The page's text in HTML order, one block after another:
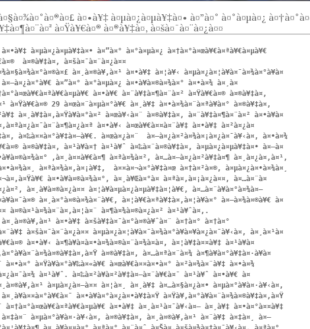
à¤•à¥‡ à¤µà¤¿à¤µà¥‡à¤• à¤”à¤° à¤°à¤µà¤¿
à¤Ÿà¥€à¤® à¤®à¥‡à¤‚ à¤šà¤¯à¤¨à¤¿à¤¤
à¤µà¤¿à¤µà¥‡à¤• à¤”à¤° à¤°à¤µà¤¿ à¤†à¤°à¤œà¥€à¤ªà¥€à¤µà¥€
à¤®à¥‡à¤‚ à¤šà¤¯à¤¨à¤¿à¤¤
à¤¸à¤®à¥‚à¤¹ à¤•à¥‡ à¤¦à¥‹ à¤µà¤¿à¤¦à¥à¤¯à¤¾à¤°à¥à¤
à¤”à¤° à¤°à¤µà¤¿ à¤•à¥à¤®à¤¾à¤° à¤•à¤¾ à¤¸à¤
à¤•à¥€ à¤¨à¥‡à¤¶à¤¨à¤² à¤Ÿà¥€à¤® à¤®à¥‡à¤‚
à¤Ÿà¥€à¤® 29 à¤œà¤¨à¤µà¤°à¥€ à¤¸à¥‡ à¤•à¤¾à¤¨à¤ªà¥à¤° à¤®à¥‡à¤‚
à¤¸à¥‡à¤‚à¤Ÿà¥à¤°à¤² à¤œà¥‹à¤¨ à¤®à¥‡à¤‚ à¤¨à¥‡à¤¶à¤¨à¤² à¤•à¥à¤
à¤•à¥‹ à¤œà¥€à¤¤à¤¨à¥‡ à¤•à¥‡ à¤²à¤¿à¤
à¤‰à¤¤à¤°à¥‡à¤—à¥€. à¤œà¤¿à¤¨  à¤–à¤¿à¤²à¤¾à¤¡à¤¿à¤¯à¥‹à¤‚ à¤•à¤¾
à¤®à¥‡à¤‚ à¤¹à¥à¤† à¤¹à¥ˆ à¤‰à¤¨à¤®à¥‡à¤‚ à¤µà¤¿à¤µà¥‡à¤• à¤—à¤
,à¤¸à¤¤à¥€à¤¶ à¤ªà¤¾à¤², à¤…à¤–à¤¿à¤²à¥‡à¤¶ à¤¸à¤¿à¤‚à¤¹,
à¤ªà¤¾à¤‚à¤¡à¥‡,  à¤¤à¤¬à¤°à¥‡à¤œ à¤†à¤²à¤®, à¤µà¤¿à¤•à¤¾à¤¸
à¤•à¥à¤®à¤¾à¤°, à¤¸à¥Œà¤°à¤­ à¤ªà¤‚à¤¡à¤¿à¤¤, à¤…à¤¨à¤
à¤¸à¥à¤®à¤¿à¤¤ à¤¦à¥à¤µà¤¿à¤µà¥‡à¤¦à¥€, à¤…à¤¨à¥à¤°à¤¾à¤—
à¤¸à¤°à¤®à¤¾à¤¨à¥€, à¤¦à¥€à¤ªà¥‡à¤‚à¤¦à¥à¤° à¤—à¤¾à¤®à¥€ à¤
à¤®à¤¹à¤¾à¤¨à¤‚à¤¦à¤¨ à¤¶à¤¾à¤®à¤¿à¤² à¤¹à¥ˆà¤‚.
à¤•à¥‡ à¤šà¥‡à¤¯à¤°à¤®à¥ˆà¤¨ à¤†à¤° à¤†à¤°
à¤šà¤¯à¤¨à¤¿à¤¤ à¤µà¤¿à¤¦à¥à¤¯à¤¾à¤°à¥à¤¥à¤¿à¤¯à¥‹à¤‚ à¤¸à¤¹à¤
à¤•à¥‹ à¤¶à¥à¤­à¤•à¤¾à¤®à¤¨à¤¾à¤à¤‚ à¤¦à¥‡à¤¤à¥‡ à¤¹à¥à¤
à¤®à¥‡à¤‚ à¤…à¤ªà¤¨à¤¾ à¤¶à¥à¤°à¥‡à¤·à¥à¤
à¤•à¤° à¤Ÿà¥à¤°à¥‰à¤«à¥€ à¤œà¥€à¤¤à¤•à¤° à¤²à¤¾à¤¨à¥‡ à¤•à¤¾
à¤¹à¥ˆ. à¤‰à¤²à¥à¤²à¥‡à¤–à¤¨à¥€à¤¯ à¤¹à¥ˆ à¤•à¥€ à¤
à¤µà¤¿à¤—à¤¤ à¤¦à¤¸ à¤¸à¥‡ à¤…à¤§à¤¿à¤• à¤µà¤°à¥à¤·à¥‹à¤‚
à¤•à¥à¤°à¤¿à¤•à¥‡à¤Ÿ à¤Ÿà¥‚à¤°à¥à¤¨à¤¾à¤®à¥‡à¤‚à¤Ÿ
à¤†à¤°à¤œà¥€à¤ªà¥€à¤µà¥€ à¤•à¥‡ à¤¸à¤¹à¤¯à¥‹à¤— à¤¸à¥‡ à¤•à¤°à¤¤à¥‡
à¤µà¤°à¥à¤·à¥‹à¤‚ à¤®à¥‡à¤‚ à¤¸à¤®à¥‚à¤¹ à¤¨à¥‡ à¤‡à¤¸ à¤–